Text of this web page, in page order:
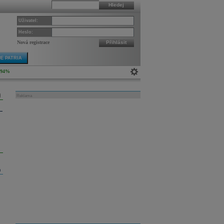
Hledej
Uživatel:
Heslo:
Nová registrace Přihlásit
PATRIA
Reklama